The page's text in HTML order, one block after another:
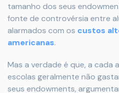
tamanho dos seus
fonte de controvérsia entre
alarmados com os custos
americanas.
Mas a verdade é que, a cada
escolas geralmente não
seus endowments,